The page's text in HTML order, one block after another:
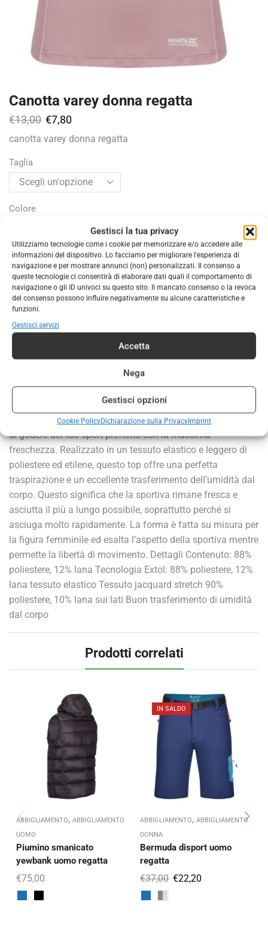
Gestisci la tua privacy
Utilizziamo tecnologie come i cookie per memorizzare e/o accedere alle
informazioni del dispositivo. Lo facciamo per migliorare l'esperienza di
navigazione e per mostrare annunci (non) personalizzati. Il consenso a
queste tecnologie ci consentirà di elaborare dati quali il comportamento di
navigazione o gli ID univoci su questo sito. Il mancato consenso o la revoca
del consenso possono influire negativamente su alcune caratteristiche e
funzioni.
Gestisci servizi
Accetta
Nega
Gestisci opzioni
Cookie PolicyDichiarazione sulla PrivacyImprint
Canotta varey donna regatta
€13,00 €7,80
canotta varey donna regatta
Taglia
Colore
AGGIUNGI AL CARRELLO
COD:220985
Categorie:
Marchio:Regatta
INFORMAZIONI AGGIUNTIVE
La VAREY di Regatta è una canotta tecnica da donna che è
efficace come sempre nella stagione calda, permettendoti
di godere del tuo sport preferito con la massima
freschezza. Realizzato in un tessuto elastico e leggero di
poliestere ed etilene, questo top offre una perfetta
traspirazione e un eccellente trasferimento dell’umidità dal
corpo. Questo significa che la sportiva rimane fresca e
asciutta il più a lungo possibile, soprattutto perché si
asciuga molto rapidamente. La forma è fatta su misura per
la figura femminile ed esalta l’aspetto della sportiva mentre
permette la libertà di movimento. Dettagli Contenuto: 88%
poliestere, 12% lana Tecnologia Extol: 88% poliestere, 12%
lana tessuto elastico Tessuto jacquard stretch 90%
poliestere, 10% lana sui lati Buon trasferimento di umidità
dal corpo
Prodotti correlati
ABBIGLIAMENTO, ABBIGLIAMENTO
UOMO
Piumino smanicato
yewbank uomo regatta
€75,00
IN SALDO
ABBIGLIAMENTO, ABBIGLIAMENTO
DONNA
Bermuda disport uomo
regatta
€37,00 €22,20